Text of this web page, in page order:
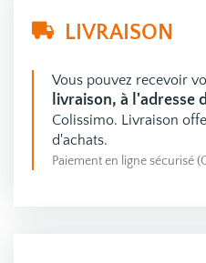
LIVRAISON
Vous pouvez recevoir
livraison, à l'adresse
Colissimo. Livraison
d'achats.
Paiement en ligne sécurisé